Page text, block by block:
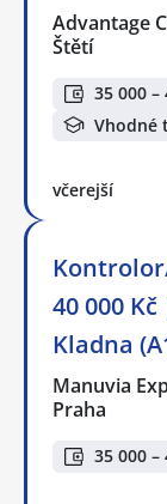
Advantage
Štětí
35 000 –
Vhodné
včerejší
40 000
Kladna
Manuvia
Praha
35 000 –